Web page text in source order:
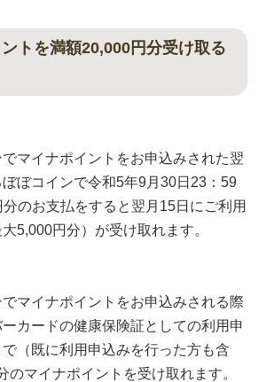
トを満額20,000円分受け取る
マイナポイントをお申込みされた翌
ぼぼコインで令和5年9月30日23：59
分のお支払をすると翌月15日にご利用
5,000円分）が受け取れます。
マイナポイントをお申込みされる際
カードの健康保険証としての利用申
（既に利用申込みを行った方も含
のマイナポイントを受け取れます。